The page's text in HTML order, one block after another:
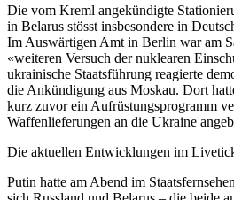
Die vom Kreml angekündigte
in Belarus stösst insbesondere in
Im Auswärtigen Amt in Berlin war am
«weiteren Versuch der nuklearen
ukrainische Staatsführung reagierte
die Ankündigung aus Moskau. Dort
kurz zuvor ein Aufrüstungsprogramm
Waffenlieferungen an die Ukraine
Die aktuellen Entwicklungen im
Putin hatte am Abend im